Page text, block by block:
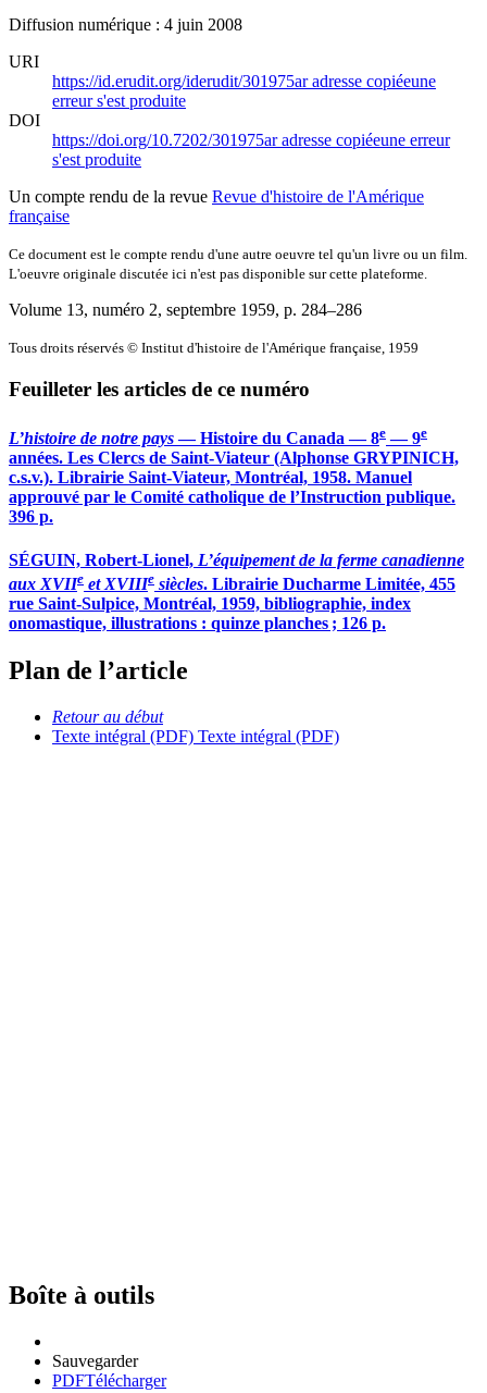
Diffusion numérique : 4 juin 2008
URI
https://id.erudit.org/iderudit/301975aradresse copiéeune
erreur s'est produite
DOI
https://doi.org/10.7202/301975aradresse copiéeune erreur
s'est produite
Un compte rendu de la revue Revue d'histoire de l'Amérique
française
Ce document est le compte rendu d'une autre oeuvre tel qu'un livre ou un film.
L'oeuvre originale discutée ici n'est pas disponible sur cette plateforme.
Volume 13, numéro 2, septembre 1959, p. 284–286
Tous droits réservés © Institut d'histoire de l'Amérique française, 1959
Feuilleter les articles de ce numéro
L’histoire de notre pays— Histoire du Canada — 8e — 9e
années. Les Clercs de Saint-Viateur (Alphonse GRYPINICH,
c.s.v.). Librairie Saint-Viateur, Montréal, 1958. Manuel
approuvé par le Comité catholique de l’Instruction publique.
396 p.
SÉGUIN, Robert-Lionel, L’équipement de la ferme canadienne
aux XVIIe et XVIIIe siècles. Librairie Ducharme Limitée, 455
rue Saint-Sulpice, Montréal, 1959, bibliographie, index
onomastique, illustrations : quinze planches ; 126 p.
Plan de l’article
Retour au début
Texte intégral (PDF) Texte intégral (PDF)
Boîte à outils
Sauvegarder
PDFTélécharger